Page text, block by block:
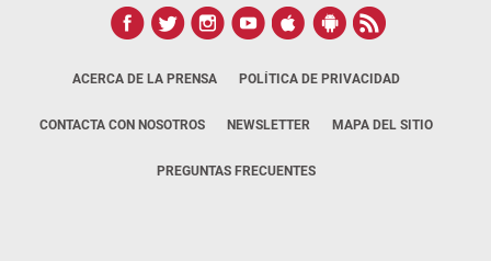
ACERCA DE LA PRENSA POLÍTICA DE PRIVACIDAD
CONTACTA CON NOSOTROS NEWSLETTER MAPA DEL SITIO
PREGUNTAS FRECUENTES